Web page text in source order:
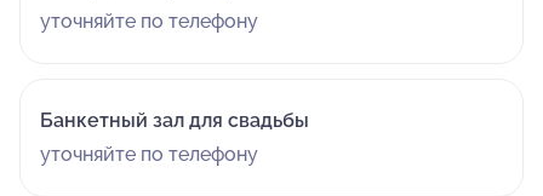
уточняйте по телефону
Банкетный зал для свадьбы
уточняйте по телефону